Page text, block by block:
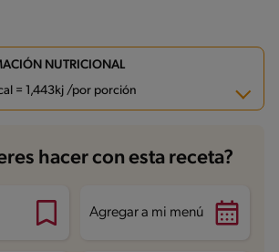
NUTRICIONAL
= 1,443kj /por porción
52.5 g
344.9 kcal
3.4 g
hacer con esta receta?
Agregar a mi menú